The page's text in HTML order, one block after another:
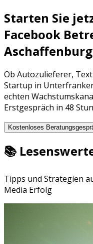
Starten Sie
Facebook
Aschaffenburg
Ob Autozulieferer,
Startup in
echten
Erstgespräch in 48
Kostenloses
📚
Tipps und Strategien
Media Erfolg